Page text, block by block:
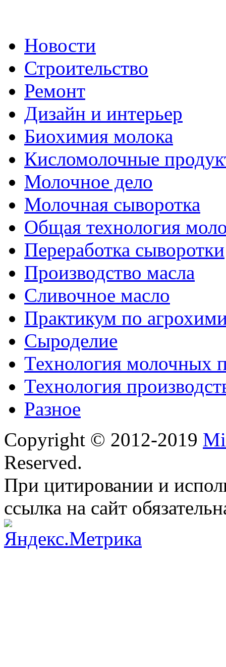
Новости
Строительство
Ремонт
Дизайн и интерьер
Биохимия молока
Кисломолочные
Молочное дело
Молочная сыворотка
Общая технология
Переработка сыворотки
Производство масла
Сливочное масло
Практикум по
Сыроделие
Технология молочных
Технология
Разное
Copyright © 2012-2019
Reserved.
При цитировании и
ссылка на сайт